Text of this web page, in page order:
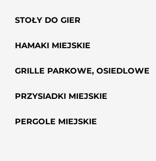
STOŁY DO GIER
HAMAKI MIEJSKIE
GRILLE PARKOWE, OSIEDLOWE
PRZYSIADKI MIEJSKIE
PERGOLE MIEJSKIE